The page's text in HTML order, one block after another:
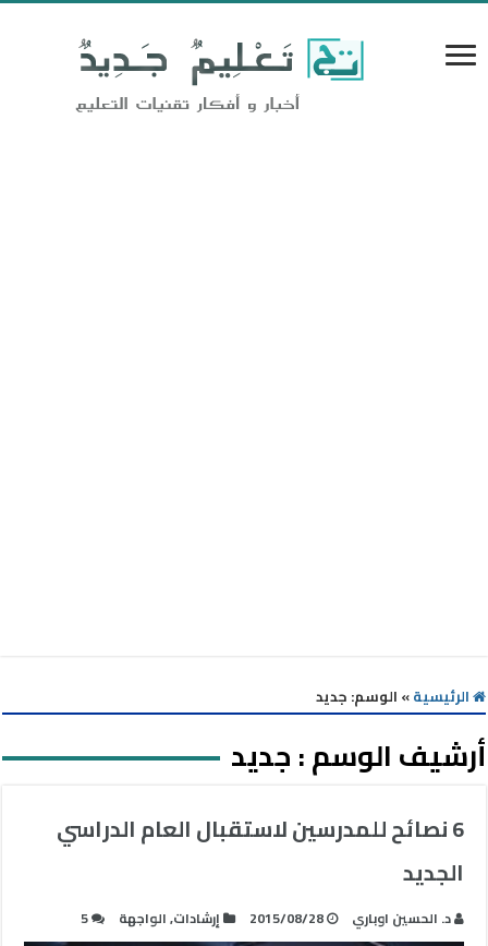
الرئيسية» الوسم: جديد
أرشيف الوسم :جديد
6 نصائح للمدرسين لاستقبال العام الدراسي
الجديد
د. الحسين اوباري 2015/08/28 إرشادات,الواجهة 5